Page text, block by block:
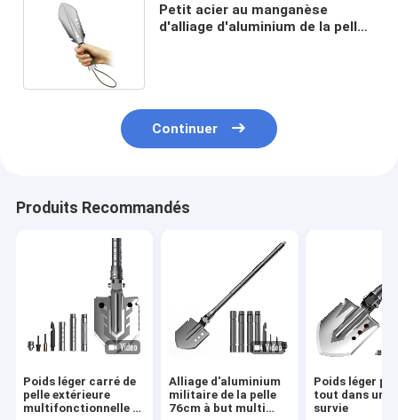
Petit acier au manganèse
d'alliage d'aluminium de la pelle
Continuer
Produits Recommandés
Poids léger carré de
pelle extérieure
multifonctionnelle à
Alliage d'aluminium
militaire de la pelle
76cm à but multi
Poids léger
tout dans une
survie